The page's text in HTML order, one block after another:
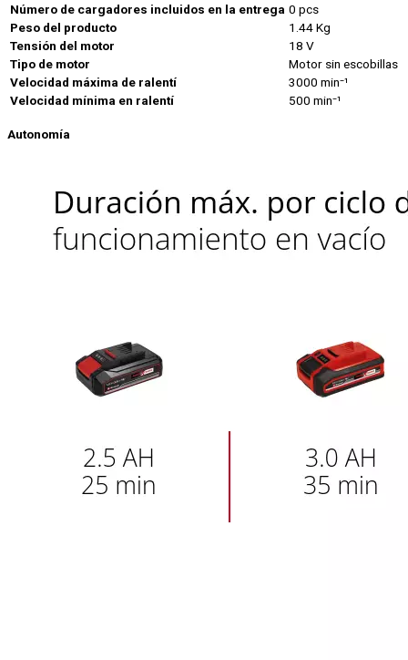
Número de cargadores incluidos en la entrega 0 pcs
Peso del producto
1.44 Kg
Tensión del motor
18 V
Tipo de motor
Motor sin escobillas
Velocidad máxima de ralentí
3000 min⁻¹
Velocidad mínima en ralentí
500 min⁻¹
Autonomía